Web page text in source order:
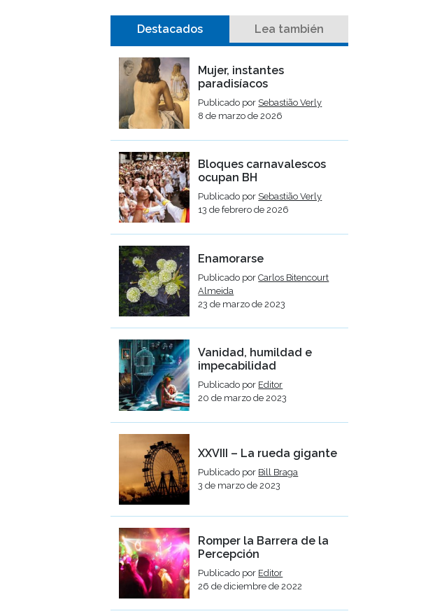
Destacados Lea también
Mujer, instantes
paradisíacos
Publicado por Sebastião Verly
8 de marzo de 2026
Bloques carnavalescos
ocupan BH
Publicado por Sebastião Verly
13 de febrero de 2026
Enamorarse
Publicado porCarlos Bitencourt
Almeida
23 de marzo de 2023
Vanidad, humildad e
impecabilidad
Publicado por Editor
20 de marzo de 2023
XXVIII – La rueda gigante
Publicado por Bill Braga
3 de marzo de 2023
Romper la Barrera de la
Percepción
Publicado por Editor
26 de diciembre de 2022